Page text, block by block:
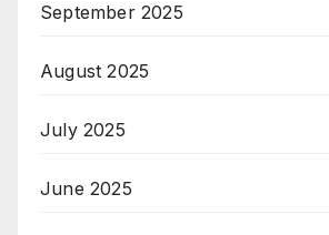
September 2025
August 2025
July 2025
June 2025